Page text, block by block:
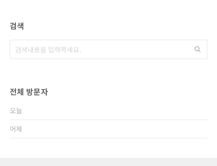
검색
전체 방문자
오늘
어제